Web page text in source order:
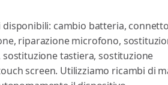
disponibili: cambio batteria,
riparazione microfono,
tastiera, sostituzione
screen. Utilizziamo ricambi di